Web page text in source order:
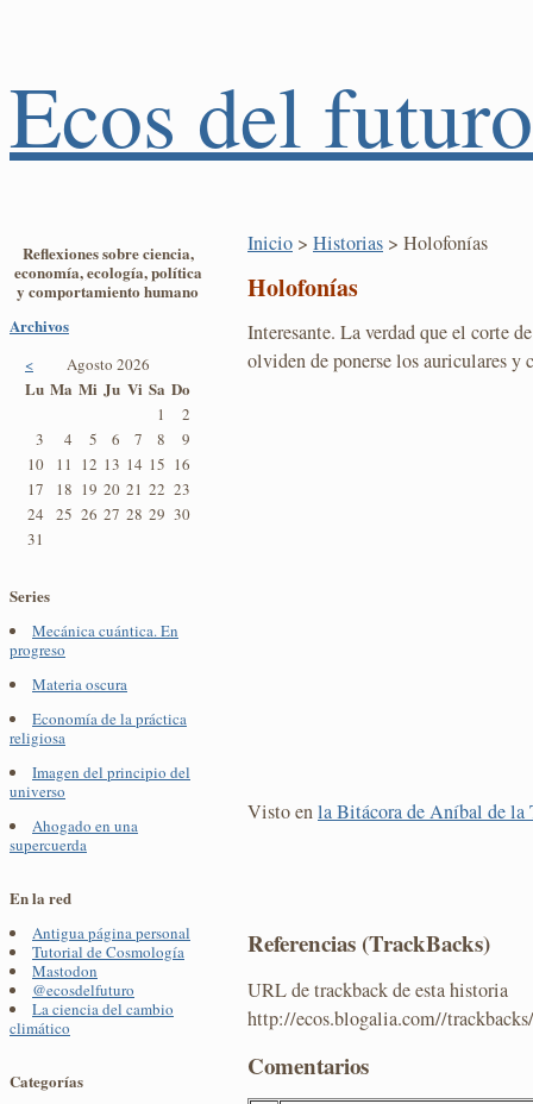
Ecos del futuro
Reflexiones sobre ciencia,
economía, ecología, política
y comportamiento humano
Archivos
< Agosto 2026
Lu Ma Mi Ju Vi Sa Do
1
2
3
4 5 6 7 8
9
10
11 12 13 14 15 16
17
18 19 20 21 22 23
24
25 26 27 28 29 30
31
Series
Mecánica cuántica. En
progreso
Materia oscura
Economía de la práctica
religiosa
Imagen del principio del
universo
Ahogado en una
supercuerda
En la red
Antigua página personal
Tutorial de Cosmología
Mastodon
@ecosdelfuturo
La ciencia del cambio
climático
Categorías
Inicio > Historias > Holofonías
Holofonías
Interesante. La verdad que el corte
olviden de ponerse los auriculares y
Visto enla Bitácora de Aníbal de la
Referencias (TrackBacks)
URL de trackback de esta historia
http://ecos.blogalia.com//
Comentarios